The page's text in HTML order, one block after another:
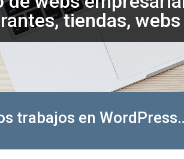
tiendas,
trabajos en